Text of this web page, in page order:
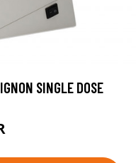
SINGLE DOSE